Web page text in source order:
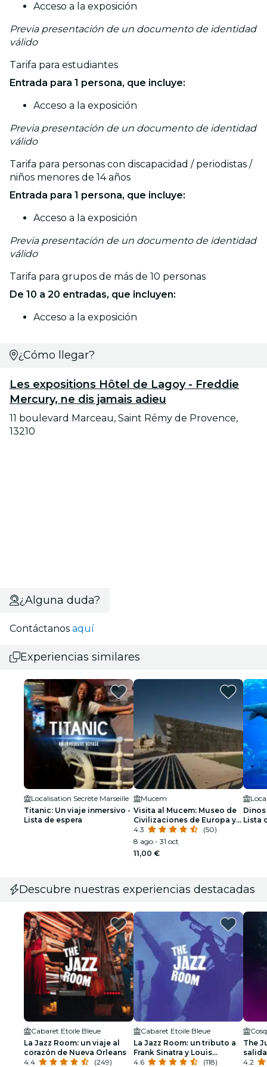
Acceso a la exposición
Previa presentación de un documento de identidad
válido
Tarifa para estudiantes
Entrada para 1 persona, que incluye:
Acceso a la exposición
Previa presentación de un documento de identidad
válido
Tarifa para personas con discapacidad / periodistas /
niños menores de 14 años
Entrada para 1 persona, que incluye:
Acceso a la exposición
Previa presentación de un documento de identidad
válido
Tarifa para grupos de más de 10 personas
De 10 a 20 entradas, que incluyen:
Acceso a la exposición
¿Cómo llegar?
Les expositions Hôtel de Lagoy - Freddie
Mercury, ne dis jamais adieu
11 boulevard Marceau, Saint Rémy de Provence,
13210
¿Alguna duda?
Contáctanos aquí
Experiencias similares
Localisation Secrète Marseille
Titanic: Un viaje inmersivo -
Lista de espera
Mucem
Visita al Mucem: Museo de
Civilizaciones de Europa y
el Mediterráneo
4.3
(50)
8 ago - 31 oct
11,00 €
Lista
Descubre nuestras experiencias destacadas
Cabaret Etoile Bleue
La Jazz Room: un viaje al
corazón de Nueva Orleans
4.4
(249)
Cabaret Etoile Bleue
La Jazz Room: un tributo a
Frank Sinatra y Louis
Armstrong
4.6
(118)
The
4.2